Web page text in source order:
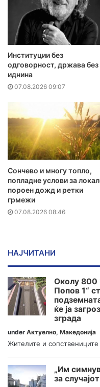
Институции без
одговорност, држава без
иднина
07.08.2026 09:07
Сончево и многу топло,
попладне услови за
пороен дожд и ретки
грмежи
07.08.2026 08:46
НАЈЧИТАНИ
Околу 800
Попов 1“
ќе ја
зграда
under Актуелно, Македонија
Жителите и
„Им
за